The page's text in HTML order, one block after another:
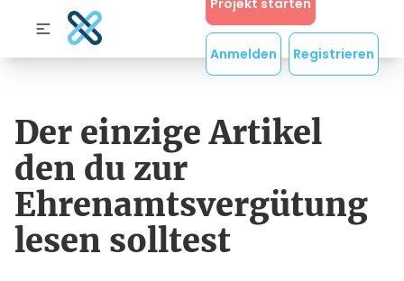
Projekt starten
Anmelden Registrieren
Der einzige Artikel
den du zur
Ehrenamtsvergütung
lesen solltest